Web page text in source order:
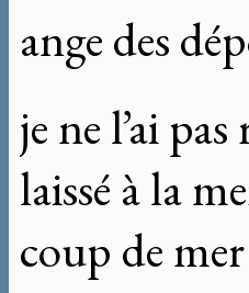
ange des
je ne l’ai pas
laissé à la
coup de mer